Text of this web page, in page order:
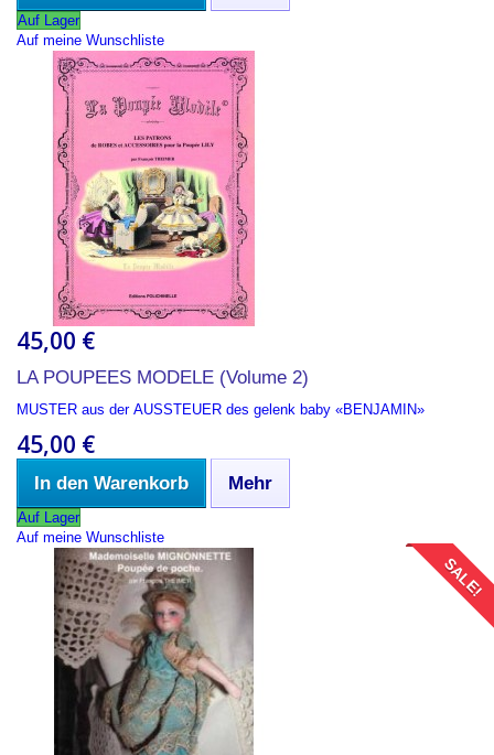
Auf Lager
Auf meine Wunschliste
45,00 €
LA POUPEES MODELE (Volume 2)
MUSTER aus der AUSSTEUER des gelenk baby «BENJAMIN»
45,00 €
In den Warenkorb Mehr
Auf Lager
Auf meine Wunschliste
SALE!